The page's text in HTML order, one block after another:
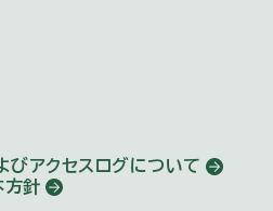
びアクセスログについて
方針